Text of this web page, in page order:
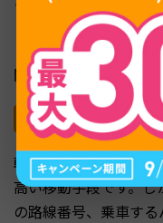
ちですが、この機能が
関連記事：
ソウル旅
バスのリアルタイ
韓国のバスは路線が複
高い移動手段です。
の路線番号、乗車す